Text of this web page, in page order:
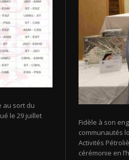
au sort du
le 29 juillet
Fidèle à son
communautés
Activités
cérémonie en